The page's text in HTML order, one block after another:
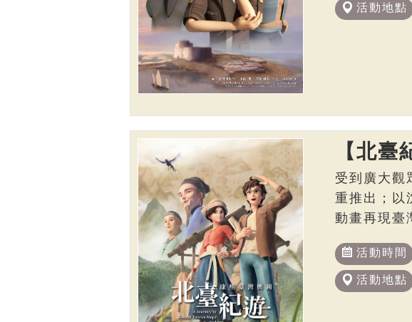
活動地點
【北
受到廣大觀
重推出；以
動畫再現臺
活動時間
活動地點